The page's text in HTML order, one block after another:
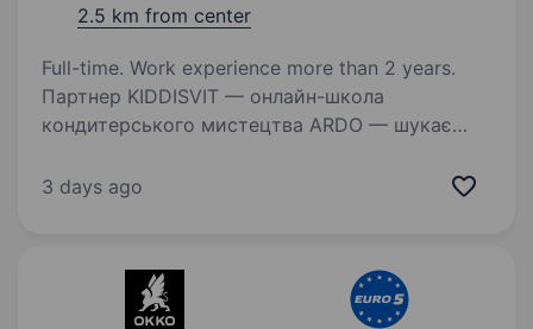
2.5 km from center
Full-time. Work experience more than 2 years.
Партнер KIDDISVIT — онлайн-школа
кондитерського мистецтва ARDO — шукає
Ми — онлайн-школа кондитерського
3 days ago